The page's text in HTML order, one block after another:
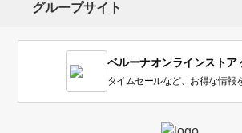
グループサイト
ベルーナオンラインストア
タイムセールなど、お得な情報